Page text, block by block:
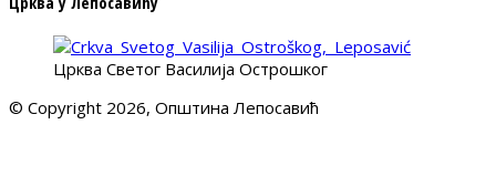
Црква Светог Василија Острошког
© Copyright 2026, Општина Лепосавић